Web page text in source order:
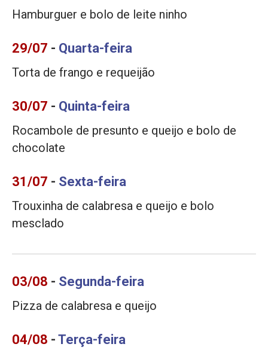
Hamburguer e bolo de leite ninho
29/07 - Quarta-feira
Torta de frango e requeijão
30/07 - Quinta-feira
Rocambole de presunto e queijo e bolo de
chocolate
31/07 - Sexta-feira
Trouxinha de calabresa e queijo e bolo
mesclado
03/08 - Segunda-feira
Pizza de calabresa e queijo
04/08 - Terça-feira